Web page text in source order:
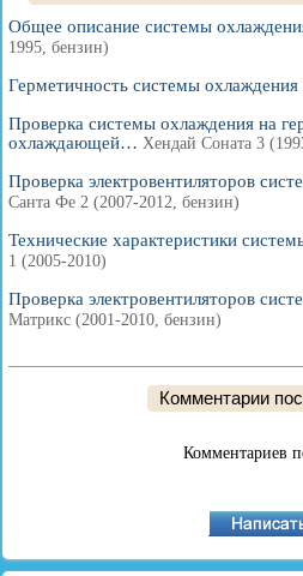
Общее описание системы
1995, бензин)
Герметичность системы охлаждения
Проверка системы охлаждения на
охлаждающей… Хендай Соната 3
Проверка электровентиляторов
Санта Фе 2 (2007-2012, бензин)
Технические характеристики
1 (2005-2010)
Проверка электровентиляторов
Матрикс (2001-2010, бензин)
Комментарии
Комментариев